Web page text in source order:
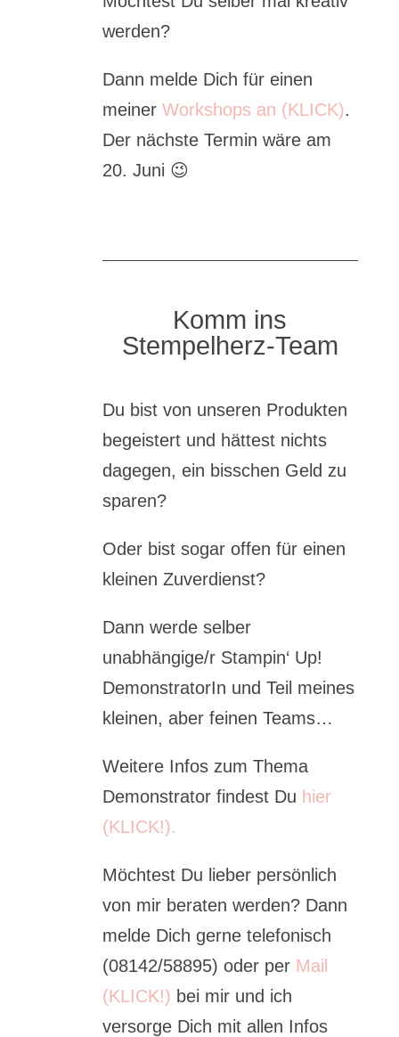
werden?
Dann melde Dich für einen
meiner Workshops an (KLICK).
Der nächste Termin wäre am
20. Juni 😉
Komm ins
Stempelherz-Team
Du bist von unseren Produkten
begeistert und hättest nichts
dagegen, ein bisschen Geld zu
sparen?
Oder bist sogar offen für einen
kleinen Zuverdienst?
Dann werde selber
unabhängige/r Stampin‘ Up!
DemonstratorIn und Teil meines
kleinen, aber feinen Teams…
Weitere Infos zum Thema
Demonstrator findest Du hier
(KLICK!).
Möchtest Du lieber persönlich
von mir beraten werden? Dann
melde Dich gerne telefonisch
(08142/58895) oder per Mail
(KLICK!) bei mir und ich
versorge Dich mit allen Infos